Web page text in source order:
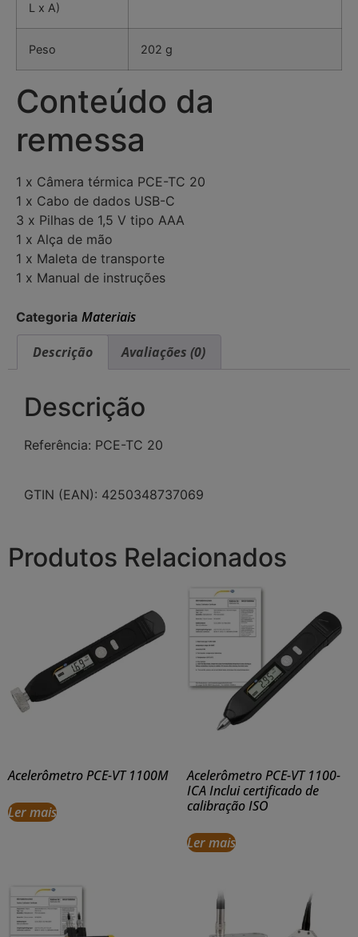
L x A)
Peso 202 g
Conteúdo da
remessa
1 x Câmera térmica PCE-TC 20
1 x Cabo de dados USB-C
3 x Pilhas de 1,5 V tipo AAA
1 x Alça de mão
1 x Maleta de transporte
1 x Manual de instruções
Categoria Materiais
Descrição
Avaliações (0)
Descrição
Referência: PCE-TC 20
GTIN (EAN): 4250348737069
Produtos Relacionados
Acelerômetro PCE-VT 1100M
Ler mais
Acelerômetro PCE-VT 1100-
ICA Inclui certificado de
calibração ISO
Ler mais